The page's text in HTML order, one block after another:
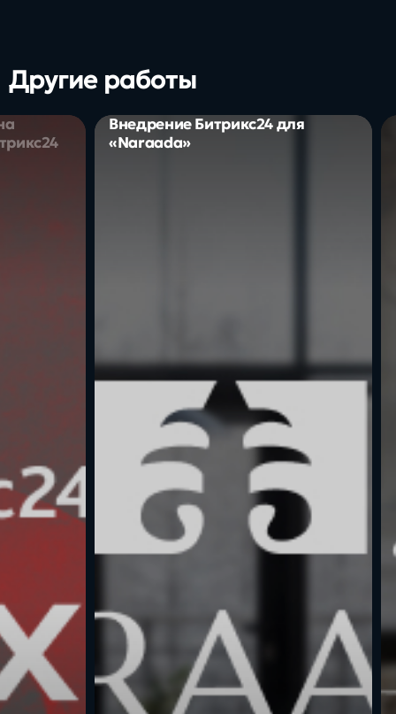
Другие работы
Внедрение Битрикс24 для
«Naraada»